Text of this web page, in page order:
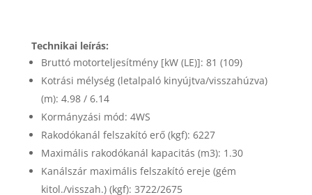
Technikai leírás:
Bruttó motorteljesítmény [kW (LE)]: 81 (109)
Kotrási mélység (letalpaló kinyújtva/visszahúzva)
(m): 4.98 / 6.14
Kormányzási mód: 4WS
Rakodókanál felszakító erő (kgf): 6227
Maximális rakodókanál kapacitás (m3): 1.30
Kanálszár maximális felszakító ereje (gém
kitol./visszah.) (kgf): 3722/2675